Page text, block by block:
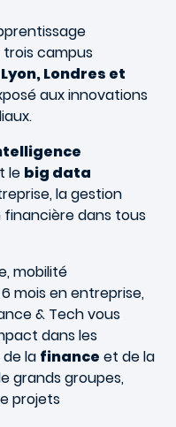
trois campus
Lyon, Londres et
aux innovations
le big data
la gestion
financière dans tous
mobilité
mois en entreprise,
& Tech vous
dans les
de la finance et de la
grands groupes,
projets